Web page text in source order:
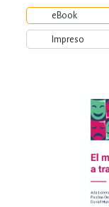
eBook
Impreso